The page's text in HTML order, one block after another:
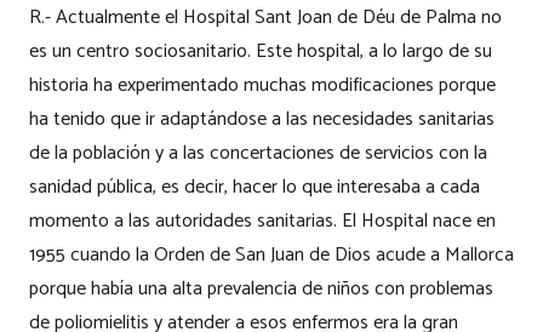
R.- Actualmente el Hospital Sant Joan de Déu de Palma no
es un centro sociosanitario. Este hospital, a lo largo de su
historia ha experimentado muchas modificaciones porque
ha tenido que ir adaptándose a las necesidades sanitarias
de la población y a las concertaciones de servicios con la
sanidad pública, es decir, hacer lo que interesaba a cada
momento a las autoridades sanitarias. El Hospital nace en
1955 cuando la Orden de San Juan de Dios acude a Mallorca
porque había una alta prevalencia de niños con problemas
de poliomielitis y atender a esos enfermos era la gran